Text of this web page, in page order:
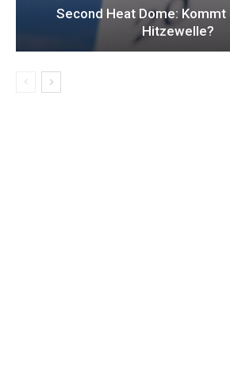
Second Heat Dome: Kommt
Hitzewelle?